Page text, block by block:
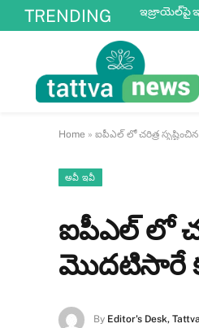
TRENDING
ఇజ్రాయెల్‌పై
Home » ఐపీఎల్ లో చరిత్ర
అవీ ఇవీ
ఐపీఎల్ లో
మొదటిసారే
By Editor's Desk,